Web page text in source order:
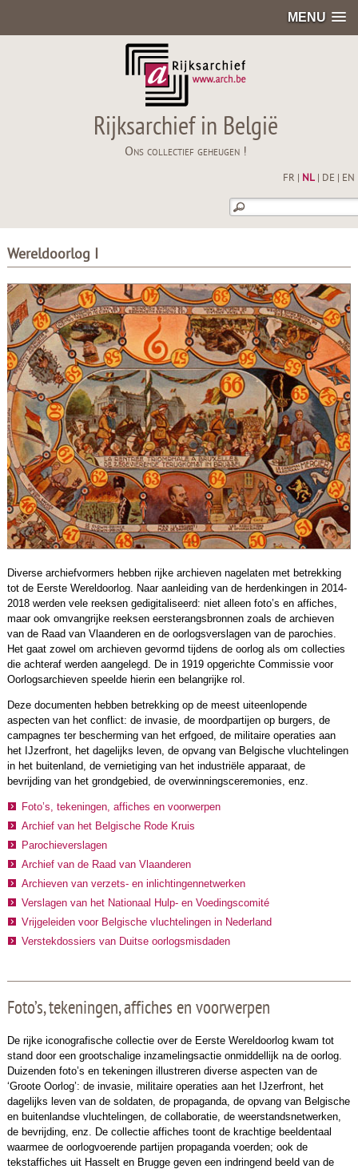
MENU
Rijksarchief in België
Ons collectief geheugen !
FR NL| DE EN
Wereldoorlog I
Diverse archiefvormers hebben rijke archieven nagelaten met betrekking
tot de Eerste Wereldoorlog. Naar aanleiding van de herdenkingen in 2014-
2018 werden vele reeksen gedigitaliseerd: niet alleen foto’s en affiches,
maar ook omvangrijke reeksen eersterangsbronnen zoals de archieven
van de Raad van Vlaanderen en de oorlogsverslagen van de parochies.
Het gaat zowel om archieven gevormd tijdens de oorlog als om collecties
die achteraf werden aangelegd. De in 1919 opgerichte Commissie voor
Oorlogsarchieven speelde hierin een belangrijke rol.
Deze documenten hebben betrekking op de meest uiteenlopende
aspecten van het conflict: de invasie, de moordpartijen op burgers, de
campagnes ter bescherming van het erfgoed, de militaire operaties aan
het IJzerfront, het dagelijks leven, de opvang van Belgische vluchtelingen
in het buitenland, de vernietiging van het industriële apparaat, de
bevrijding van het grondgebied, de overwinningsceremonies, enz.
Foto’s, tekeningen, affiches en voorwerpen
Archief van het Belgische Rode Kruis
Parochieverslagen
Archief van de Raad van Vlaanderen
Archieven van verzets- en inlichtingennetwerken
Verslagen van het Nationaal Hulp- en Voedingscomité
Vrijgeleiden voor Belgische vluchtelingen in Nederland
Verstekdossiers van Duitse oorlogsmisdaden
Foto’s, tekeningen, affiches en voorwerpen
De rijke iconografische collectie over de Eerste Wereldoorlog kwam tot
stand door een grootschalige inzamelingsactie onmiddellijk na de oorlog.
Duizenden foto’s en tekeningen illustreren diverse aspecten van de
‘Groote Oorlog’: de invasie, militaire operaties aan het IJzerfront, het
dagelijks leven van de soldaten, de propaganda, de opvang van Belgische
en buitenlandse vluchtelingen, de collaboratie, de weerstandsnetwerken,
de bevrijding, enz. De collectie affiches toont de krachtige beeldentaal
waarmee de oorlogvoerende partijen propaganda voerden; ook de
tekstaffiches uit Hasselt en Brugge geven een indringend beeld van de